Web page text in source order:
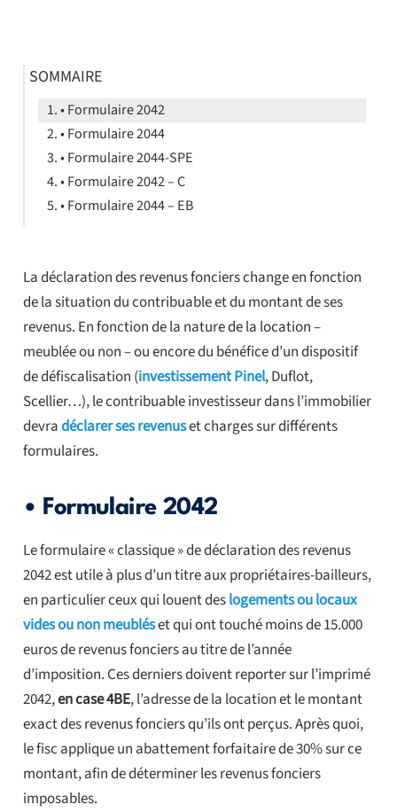
La déclaration des revenus fonciers change en fonction
de la situation du contribuable et du montant de ses
revenus. En fonction de la nature de la location –
meublée ou non – ou encore du bénéfice d’un dispositif
de défiscalisation (investissement Pinel, Duflot,
Scellier…), le contribuable investisseur dans l’immobilier
devradéclarer ses revenuset charges sur différents
formulaires.
• Formulaire 2042
Le formulaire « classique » de déclaration des revenus
2042 est utile à plus d’un titre aux propriétaires-bailleurs,
en particulier ceux qui louent deslogements ou locaux
vides ou non meubléset qui ont touché moins de 15.000
euros de revenus fonciers au titre de l’année
d’imposition. Ces derniers doivent reporter sur l’imprimé
2042,en case 4BE, l’adresse de la location et le montant
exact des revenus fonciers qu’ils ont perçus. Après quoi,
le fisc applique un abattement forfaitaire de 30% sur ce
montant, afin de déterminer les revenus fonciers
imposables.
SOMMAIRE
• Formulaire 2042
• Formulaire 2044
• Formulaire 2044-SPE
• Formulaire 2042 – C
• Formulaire 2044 – EB